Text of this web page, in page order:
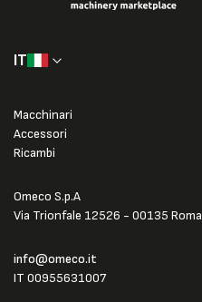
IT
Omeco S.p.A
Via Trionfale 12526 - 00135 Roma
info@omeco.it
IT 00955631007
Macchinari
Accessori
Ricambi